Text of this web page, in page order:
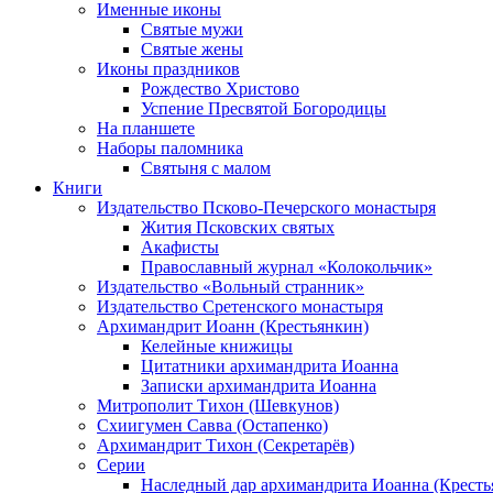
Именные иконы
Святые мужи
Святые жены
Иконы праздников
Рождество Христово
Успение Пресвятой Богородицы
На планшете
Наборы паломника
Святыня с малом
Книги
Издательство Псково-Печерского монастыря
Жития Псковских святых
Акафисты
Православный журнал «Колокольчик»
Издательство «Вольный странник»
Издательство Сретенского монастыря
Архимандрит Иоанн (Крестьянкин)
Келейные книжицы
Цитатники архимандрита Иоанна
Записки архимандрита Иоанна
Митрополит Тихон (Шевкунов)
Схиигумен Савва (Остапенко)
Архимандрит Тихон (Секретарёв)
Серии
Наследный дар архимандрита Иоанна